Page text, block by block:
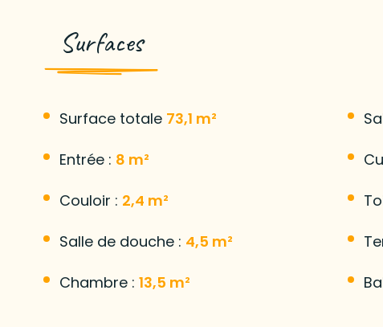
Surfaces
Surface totale 73,1 m²
Entrée : 8 m²
Couloir : 2,4 m²
Salle de douche : 4,5 m²
Chambre : 13,5 m²